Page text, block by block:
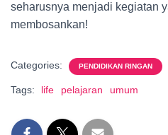
seharusnya menjadi kegiatan
membosankan!
Categories: PENDIDIKAN RINGAN
Tags: life pelajaran umum